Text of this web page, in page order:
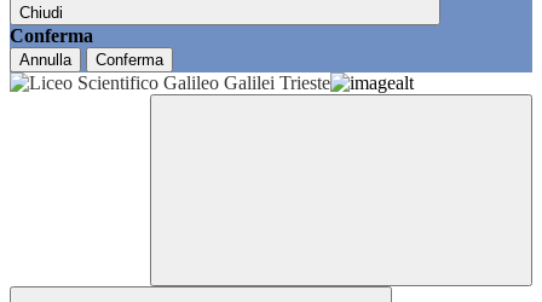
Chiudi
Conferma
Annulla Conferma